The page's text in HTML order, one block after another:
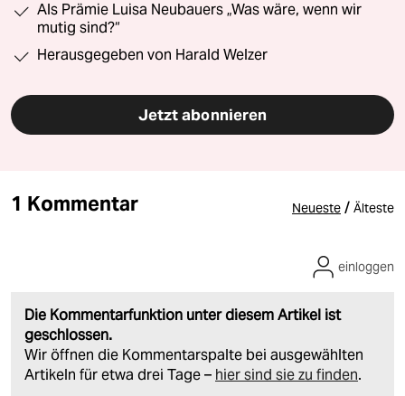
Als Prämie Luisa Neubauers „Was wäre, wenn wir
mutig sind?“
Herausgegeben von Harald Welzer
Jetzt abonnieren
1 Kommentar Neueste / Älteste
Die Kommentarfunktion unter diesem Artikel ist
geschlossen.
Wir öffnen die Kommentarspalte bei ausgewählten
Artikeln für etwa drei Tage – hier sind sie zu finden.
einloggen